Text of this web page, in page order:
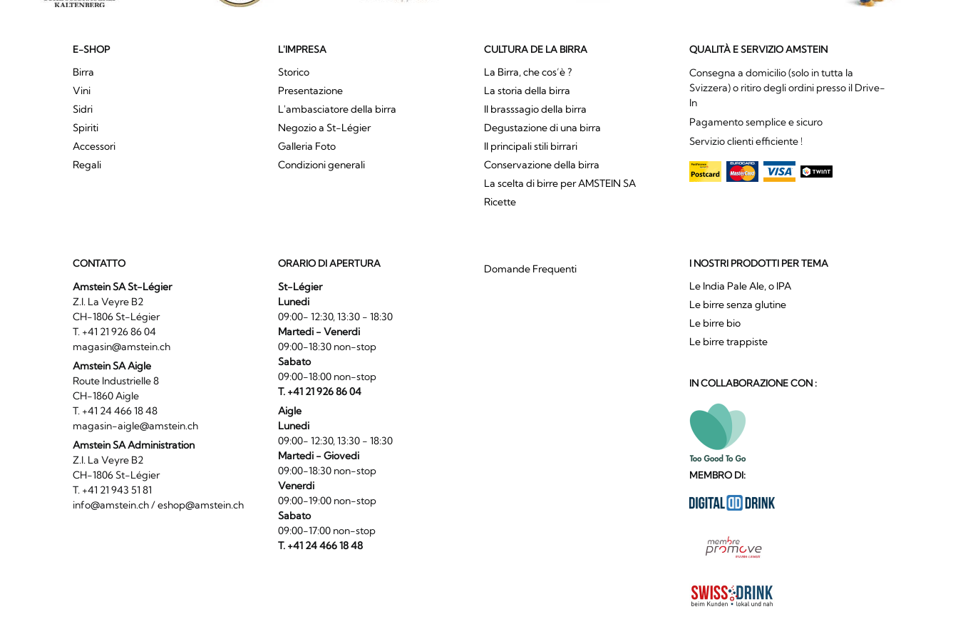
E-SHOP
Birra
Vini
Sidri
Spiriti
Accessori
Regali
L'IMPRESA
Storico
Presentazione
L'ambasciatore della birra
Negozio a St-Légier
Galleria Foto
Condizioni generali
CULTURA DE LA BIRRA
La Birra, che cos’è ?
La storia della birra
Il brasssagio della birra
Degustazione di una birra
Il principali stili birrari
Conservazione della birra
La scelta di birre per AMSTEIN SA
Ricette
QUALITÀ E SERVIZIO AMSTEIN
Consegna a domicilio (solo in tutta la
Svizzera) o ritiro degli ordini presso il Drive-
In
Pagamento semplice e sicuro
Servizio clienti efficiente !
CONTATTO
Amstein SA St-Légier
Z.I. La Veyre B2
CH-1806 St-Légier
T. +41 21 926 86 04
magasin@amstein.ch
Amstein SA Aigle
Route Industrielle 8
CH-1860 Aigle
T. +41 24 466 18 48
magasin-aigle@amstein.ch
Amstein SA Administration
Z.I. La Veyre B2
CH-1806 St-Légier
T. +41 21 943 51 81
info@amstein.ch/eshop@amstein.ch
ORARIO DI APERTURA
St-Légier
Lunedi
09:00- 12:30, 13:30 - 18:30
Martedi - Venerdi
09:00-18:30 non-stop
Sabato
09:00-18:00 non-stop
T. +41 21 926 86 04
Aigle
Lunedi
09:00- 12:30, 13:30 - 18:30
Martedi - Giovedi
09:00-18:30 non-stop
Venerdi
09:00-19:00 non-stop
Sabato
09:00-17:00 non-stop
T. +41 24 466 18 48
Domande Frequenti I NOSTRI PRODOTTI PER TEMA
Le India Pale Ale, o IPA
Le birre senza glutine
Le birre bio
Le birre trappiste
IN COLLABORAZIONE CON :
MEMBRO DI: